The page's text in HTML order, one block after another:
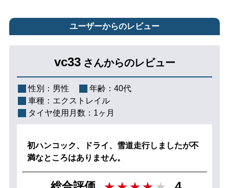
ユーザーからのレビュー
vc33 さんからのレビュー
性別： 男性 年齢： 40代
車種： エクストレイル
タイヤ使用月数： 1ヶ月
初ハンコック、ドライ、雪道走行しましたが不
満なところはありません。